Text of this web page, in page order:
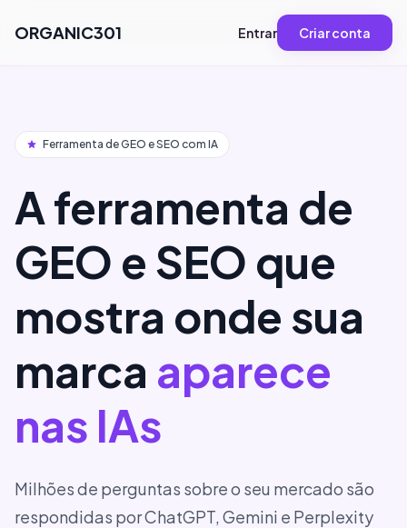
ORGANIC301 Entrar Criar conta
Ferramenta de GEO e SEO com IA
A ferramenta de
GEO e SEO que
mostra onde sua
marca aparece
nas IAs
Milhões de perguntas sobre o seu mercado são
respondidas por ChatGPT, Gemini e Perplexity